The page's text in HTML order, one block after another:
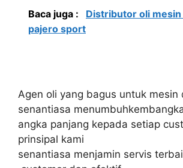
Baca juga :
Distributor oli
pajero sport
Agen oli yang bagus untuk mesin
senantiasa
angka panjang kepada setiap
prinsipal kami
senantiasa menjamin servis